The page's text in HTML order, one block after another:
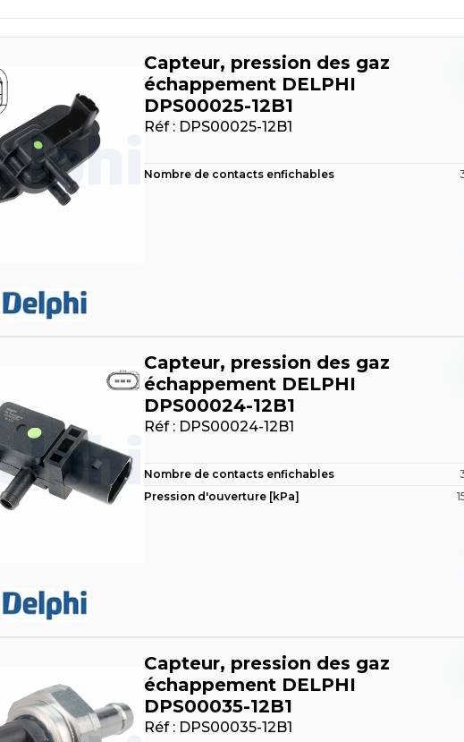
Capteur, pression des gaz
échappement DELPHI
DPS00025-12B1
Réf : DPS00025-12B1
Nombre de contacts enfichables
Capteur, pression des gaz
échappement DELPHI
DPS00024-12B1
Réf : DPS00024-12B1
Nombre de contacts enfichables
Pression d'ouverture [kPa]
Capteur, pression des gaz
échappement DELPHI
DPS00035-12B1
Réf : DPS00035-12B1